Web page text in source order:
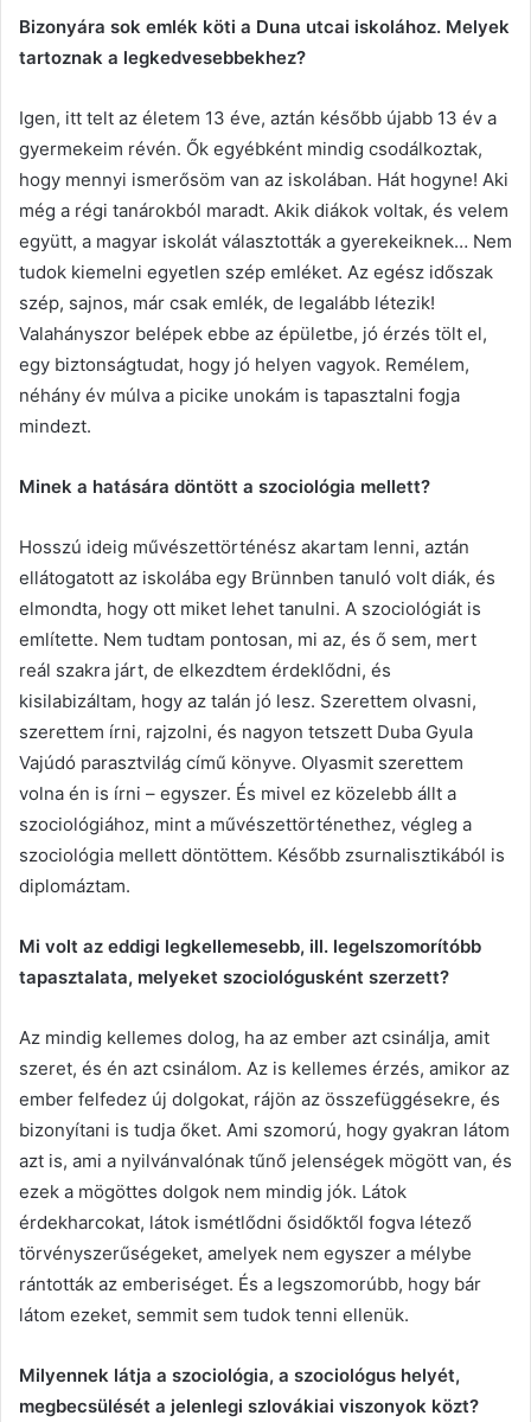
Bizonyára sok emlék köti a Duna utcai iskolához. Melyek
tartoznak a legkedvesebbekhez?
Igen, itt telt az életem 13 éve, aztán később újabb 13 év a
gyermekeim révén. Ők egyébként mindig csodálkoztak,
hogy mennyi ismerősöm van az iskolában. Hát hogyne! Aki
még a régi tanárokból maradt. Akik diákok voltak, és velem
együtt, a magyar iskolát választották a gyerekeiknek… Nem
tudok kiemelni egyetlen szép emléket. Az egész időszak
szép, sajnos, már csak emlék, de legalább létezik!
Valahányszor belépek ebbe az épületbe, jó érzés tölt el,
egy biztonságtudat, hogy jó helyen vagyok. Remélem,
néhány év múlva a picike unokám is tapasztalni fogja
mindezt.
Minek a hatására döntött a szociológia mellett?
Hosszú ideig művészettörténész akartam lenni, aztán
ellátogatott az iskolába egy Brünnben tanuló volt diák, és
elmondta, hogy ott miket lehet tanulni. A szociológiát is
említette. Nem tudtam pontosan, mi az, és ő sem, mert
reál szakra járt, de elkezdtem érdeklődni, és
kisilabizáltam, hogy az talán jó lesz. Szerettem olvasni,
szerettem írni, rajzolni, és nagyon tetszett Duba Gyula
Vajúdó parasztvilág című könyve. Olyasmit szerettem
volna én is írni – egyszer. És mivel ez közelebb állt a
szociológiához, mint a művészettörténethez, végleg a
szociológia mellett döntöttem. Később zsurnalisztikából is
diplomáztam.
Mi volt az eddigi legkellemesebb, ill. legelszomorítóbb
tapasztalata, melyeket szociológusként szerzett?
Az mindig kellemes dolog, ha az ember azt csinálja, amit
szeret, és én azt csinálom. Az is kellemes érzés, amikor az
ember felfedez új dolgokat, rájön az összefüggésekre, és
bizonyítani is tudja őket. Ami szomorú, hogy gyakran látom
azt is, ami a nyilvánvalónak tűnő jelenségek mögött van, és
ezek a mögöttes dolgok nem mindig jók. Látok
érdekharcokat, látok ismétlődni ősidőktől fogva létező
törvényszerűségeket, amelyek nem egyszer a mélybe
rántották az emberiséget. És a legszomorúbb, hogy bár
látom ezeket, semmit sem tudok tenni ellenük.
Milyennek látja a szociológia, a szociológus helyét,
megbecsülését a jelenlegi szlovákiai viszonyok közt?